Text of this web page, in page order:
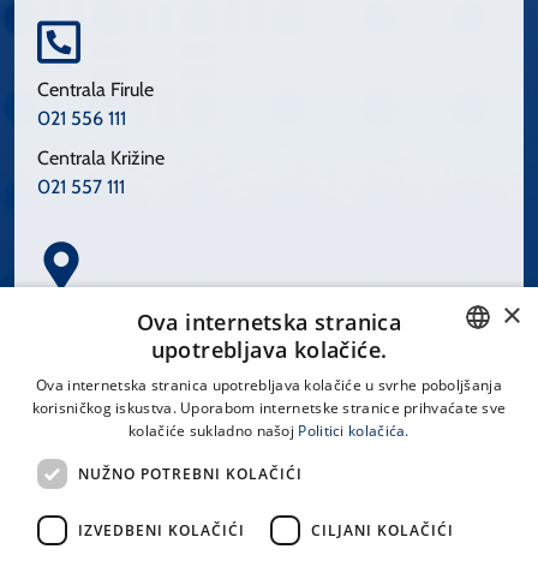
Centrala Firule
021 556 111
Centrala Križine
021 557 111
Spinčićeva 1, 21000 Split
LINKOVI
CROATIAN
×
Ova internetska stranica
upotrebljava kolačiće.
Ova internetska stranica upotrebljava kolačiće u svrhe poboljšanja
korisničkog iskustva. Uporabom internetske stranice prihvaćate sve
kolačiće sukladno našoj Politici kolačića.
NUŽNO POTREBNI KOLAČIĆI
IZVEDBENI KOLAČIĆI CILJANI KOLAČIĆI